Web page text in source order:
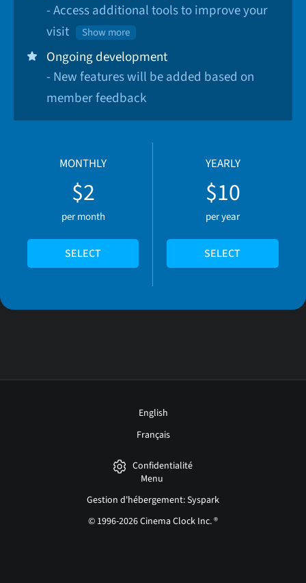
- Access additional tools to improve your
visit
Show more
Ongoing development
- New features will be added based on
member feedback
MONTHLY
$2
per month
SELECT
YEARLY
$10
per year
SELECT
English
Français
Confidentialité
Menu
Gestion d'hébergement: Syspark
© 1996-2026 Cinema Clock Inc. ®